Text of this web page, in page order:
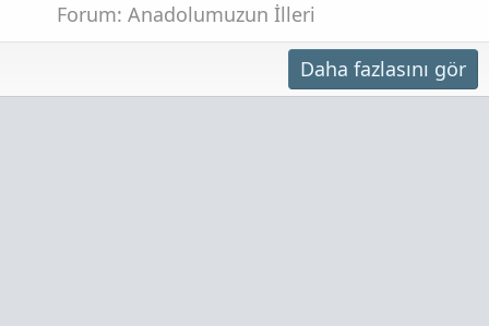
Forum: Anadolumuzun İlleri
Daha fazlasını gör